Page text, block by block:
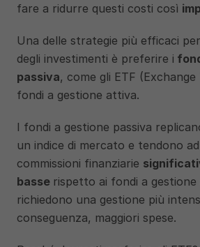
fare a ridurre questi costi così
Una delle strategie più efficaci
degli investimenti è preferire i
passiva, come gli ETF (Exchange
fondi a gestione attiva.
I fondi a gestione passiva
un indice di mercato e tendono
commissioni finanziarie
basse rispetto ai fondi a
richiedono una gestione più
conseguenza, maggiori spese.